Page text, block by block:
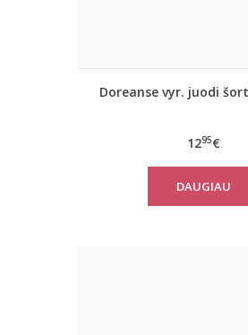
Doreanse vyr. juodi
1295€
DAUGIAU